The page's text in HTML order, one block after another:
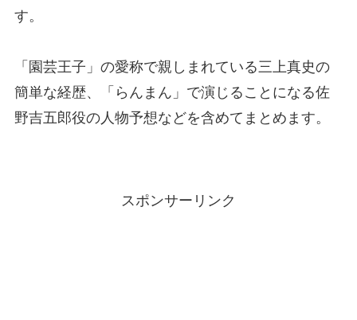
す。
「園芸王子」の愛称で親しまれている三上真史の
簡単な経歴、「らんまん」で演じることになる佐
野吉五郎役の人物予想などを含めてまとめます。
スポンサーリンク